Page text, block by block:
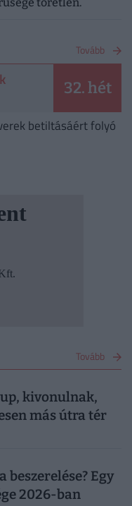
Tovább
32. hét
betiltásáért folyó
Tovább
kivonulnak,
más útra tér
Egy
2026-ban